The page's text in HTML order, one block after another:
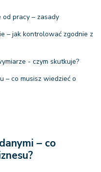
pracy – zasady
– jak kontrolować zgodnie z
- czym skutkuje?
– co musisz wiedzieć o
– co